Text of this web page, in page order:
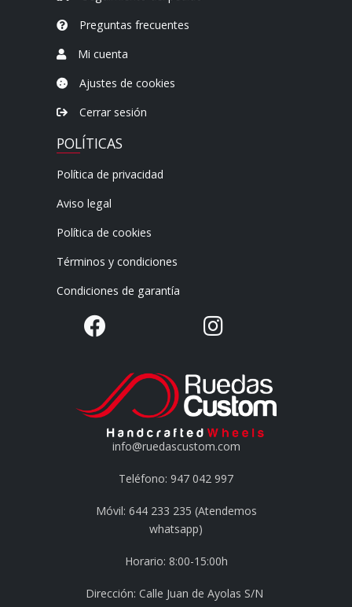
Preguntas frecuentes
Mi cuenta
Ajustes de cookies
Cerrar sesión
POLÍTICAS
Política de privacidad
Aviso legal
Política de cookies
Términos y condiciones
Condiciones de garantía
info@ruedascustom.com
Teléfono: 947 042 997
Móvil: 644 233 235 (Atendemos
whatsapp)
Horario: 8:00-15:00h
Dirección: Calle Juan de Ayolas S/N